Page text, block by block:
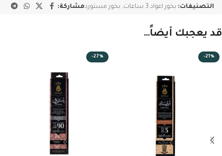
التصنيفات: بخور اعواد 3 ساعات , بخور مستوردمشاركة:
قد يعجبك أيضاً…
-21%
-27%